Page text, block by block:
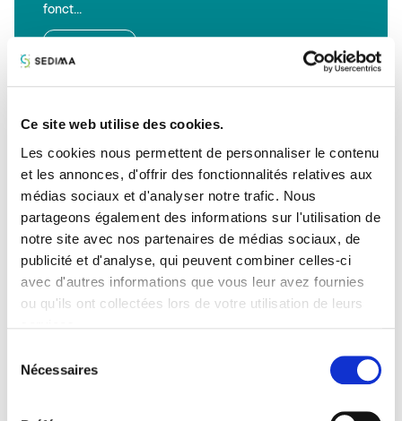
Ce site web utilise des cookies.
Les cookies nous permettent de personnaliser le contenu
et les annonces, d'offrir des fonctionnalités relatives aux
médias sociaux et d'analyser notre trafic. Nous
partageons également des informations sur l'utilisation de
notre site avec nos partenaires de médias sociaux, de
publicité et d'analyse, qui peuvent combiner celles-ci
avec d'autres informations que vous leur avez fournies
ou qu'ils ont collectées lors de votre utilisation de leurs
Nécessaires
fonct...
Relations tendues entre les syndicats des
concessionnaires et des constructeurs